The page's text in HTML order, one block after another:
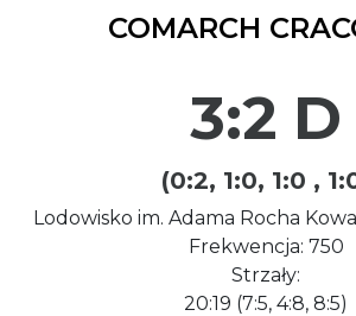
COMARCH
3:2 D
(0:2, 1:0, 1:0 ,
Lodowisko im. Adama Rocha
Frekwencja: 750
Strzały:
20:19 (7:5, 4:8, 8:5)